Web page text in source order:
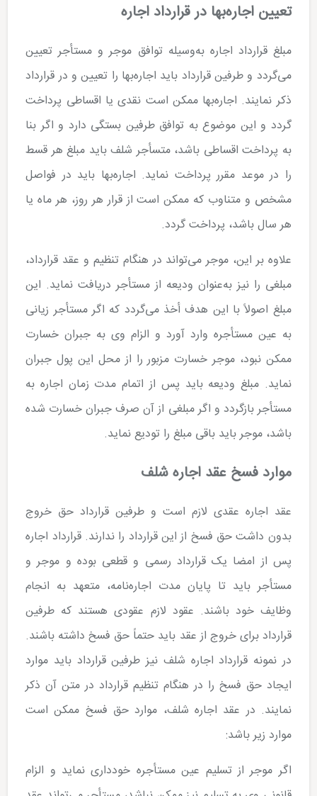
تعیین اجاره‌بها در قرارداد اجاره
مبلغ قرارداد اجاره به‌وسیله توافق موجر و مستأجر تعیین
می‌گردد و طرفین قرارداد باید اجاره‌بها را تعیین و در قرارداد
ذکر نمایند. اجاره‌بها ممکن است نقدی یا اقساطی پرداخت
گردد و این موضوع به توافق طرفین بستگی دارد و اگر بنا
به پرداخت اقساطی باشد، متسأجر شلف باید مبلغ هر قسط
را در موعد مقرر پرداخت نماید. اجاره‌بها باید در فواصل
مشخص و متناوب که ممکن است از قرار هر روز، هر ماه یا
هر سال باشد، پرداخت گردد.
علاوه بر این، موجر می‌تواند در هنگام تنظیم و عقد قرارداد،
مبلغی را نیز به‌عنوان ودیعه از مستأجر دریافت نماید. این
مبلغ اصولاً با این هدف أخذ می‌گردد که اگر مستأجر زیانی
به عین مستأجره وارد آورد و الزام وی به جبران خسارت
ممکن نبود، موجر خسارت مزبور را از محل این پول جبران
نماید. مبلغ ودیعه باید پس از اتمام مدت زمان اجاره به
مستأجر بازگردد و اگر مبلغی از آن صرف جبران خسارت شده
باشد، موجر باید باقی مبلغ را تودیع نماید.
موارد فسخ عقد اجاره شلف
عقد اجاره عقدی لازم است و طرفین قرارداد حق خروج
بدون داشت حق فسخ از این قرارداد را ندارند. قرارداد اجاره
پس از امضا یک قرارداد رسمی و قطعی بوده و موجر و
مستأجر باید تا پایان مدت اجاره‌نامه، متعهد به انجام
وظایف خود باشند. عقود لازم عقودی هستند که طرفین
قرارداد برای خروج از عقد باید حتماً حق فسخ داشته باشند.
در نمونه قرارداد اجاره شلف نیز طرفین قرارداد باید موارد
ایجاد حق فسخ را در هنگام تنظیم قرارداد در متن آن ذکر
نمایند. در عقد اجاره شلف، موارد حق فسخ ممکن است
موارد زیر باشد:
اگر موجر از تسلیم عین مستأجره خودداری نماید و الزام